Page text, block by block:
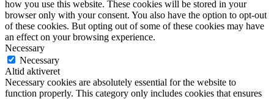
how you use this website. These cookies will be stored in your
browser only with your consent. You also have the option to opt-out
of these cookies. But opting out of some of these cookies may have
an effect on your browsing experience.
Necessary
Necessary
Altid aktiveret
Necessary cookies are absolutely essential for the website to
function properly. This category only includes cookies that ensures